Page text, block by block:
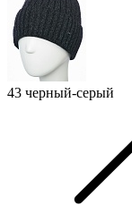
43 черный-серый